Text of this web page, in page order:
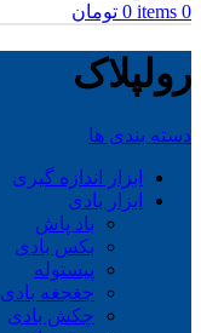
0
items
0 تومان
رولپلاک
دسته بندی ها
ابزار اندازه گیری
ابزار بادی
باد پاش
بکس بادی
پیستوله
جغجغه بادی
چکش بادی